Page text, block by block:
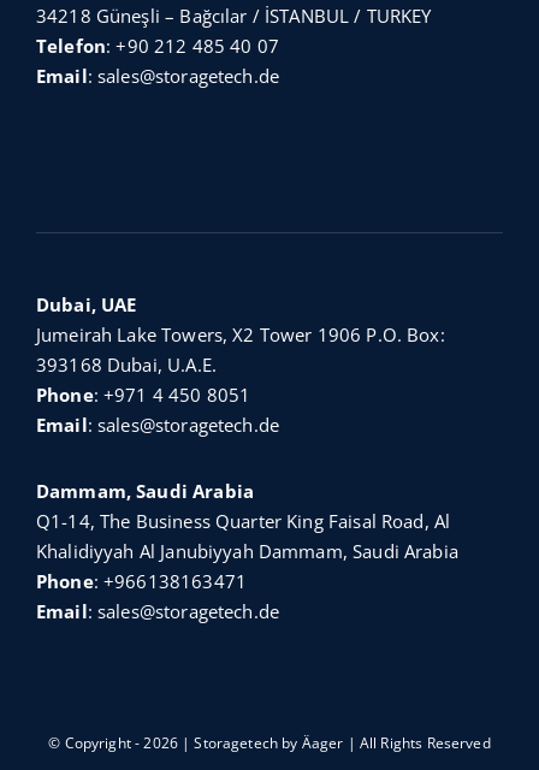
34218 Güneşli – Bağcılar / İSTANBUL / TURKEY
Telefon:+90 212 485 40 07
Email:sales@storagetech.de
Dubai, UAE
Jumeirah Lake Towers, X2 Tower 1906 P.O. Box:
393168 Dubai, U.A.E.
Phone:+971 4 450 8051
Email:sales@storagetech.de
Dammam, Saudi Arabia
Q1-14, The Business Quarter King Faisal Road, Al
Khalidiyyah Al Janubiyyah Dammam, Saudi Arabia
Phone:+966138163471
Email:sales@storagetech.de
© Copyright - 2026 | Storagetech by Äager | All Rights Reserved